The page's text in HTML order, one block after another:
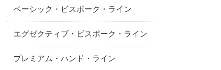
ベーシック・ビスポーク・ライン
エグゼクティブ・ビスポーク・ライン
プレミアム・ハンド・ライン